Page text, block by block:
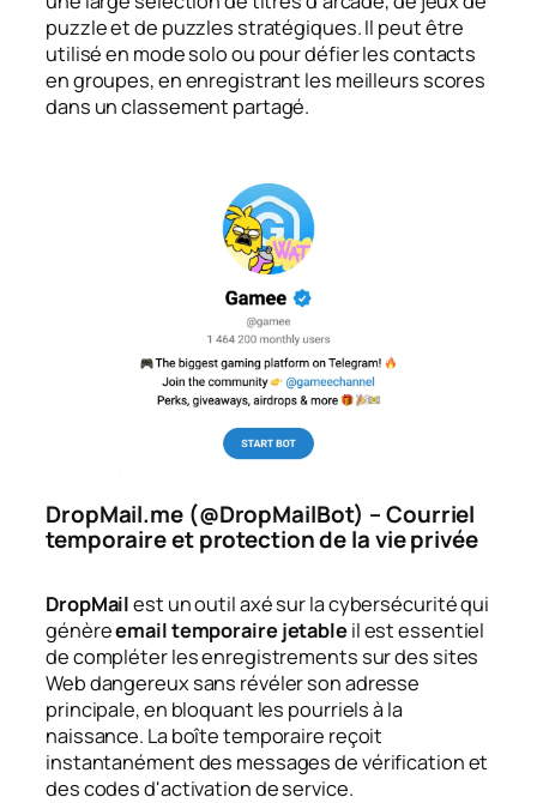
puzzle et de puzzles stratégiques. Il peut être
utilisé en mode solo ou pour défier les contacts
en groupes, en enregistrant les meilleurs scores
dans un classement partagé.
DropMail.me (@DropMailBot) – Courriel
temporaire et protection de la vie privée
DropMailest un outil axé sur la cybersécurité qui
génèreemail temporaire jetableil est essentiel
de compléter les enregistrements sur des sites
Web dangereux sans révéler son adresse
principale, en bloquant les pourriels à la
naissance. La boîte temporaire reçoit
instantanément des messages de vérification et
des codes d'activation de service.